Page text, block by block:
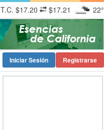
T.C. $17.20 $17.21 22°
Registrarse
Iniciar Sesión